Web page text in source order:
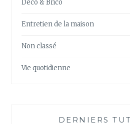
Déco & Brico
Entretien de la maison
Non classé
Vie quotidienne
DERNIERS